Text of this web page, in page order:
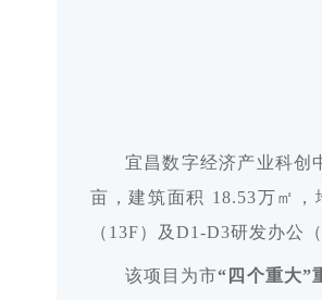
宜昌数字经济产业科创
亩，建筑面积 18.53万㎡
（13F）及D1-D3研发办公
该项目为市“四个重大”